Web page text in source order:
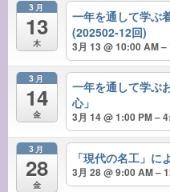
3月
13
木
一年を通して学ぶ
(202502-12回)
3月 13 @ 10:00 AM –
3月
14
金
一年を通して学ぶ
心」
3月 14 @ 1:00 PM –
3月
28
金
「現代の名工」に
3月 28 @ 9:00 AM –